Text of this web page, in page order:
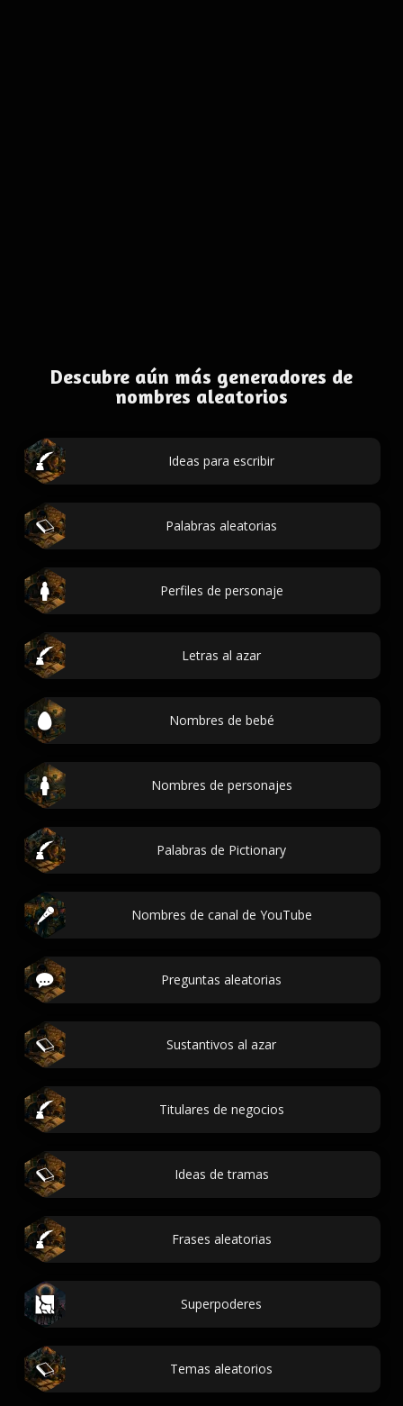
Descubre aún más generadores de
nombres aleatorios
Ideas para escribir
Palabras aleatorias
Perfiles de personaje
Letras al azar
Nombres de bebé
Nombres de personajes
Palabras de Pictionary
Nombres de canal de YouTube
Preguntas aleatorias
Sustantivos al azar
Titulares de negocios
Ideas de tramas
Frases aleatorias
Superpoderes
Temas aleatorios